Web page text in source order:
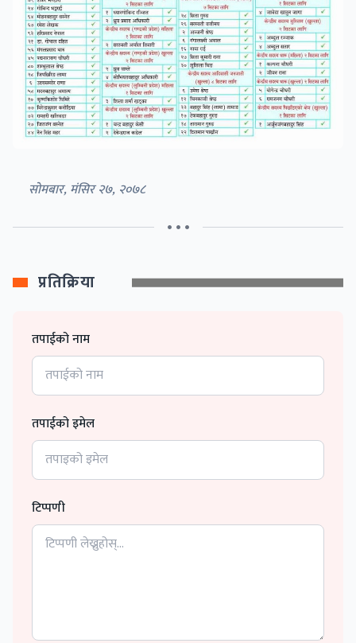
सोमबार, मंसिर २७, २०७८
• • •
प्रतिक्रिया
तपाईको नाम
तपाईको इमेल
टिप्पणी